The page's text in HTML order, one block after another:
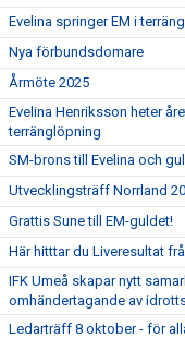
Evelina springer EM i terräng
Nya förbundsdomare
Årmöte 2025
Evelina Henriksson heter
terränglöpning
SM-brons till Evelina och
Utvecklingsträff Norrland
Grattis Sune till EM-guldet!
Här hitttar du Liveresultat
IFK Umeå skapar nytt
omhändertagande av
Ledarträff 8 oktober - för